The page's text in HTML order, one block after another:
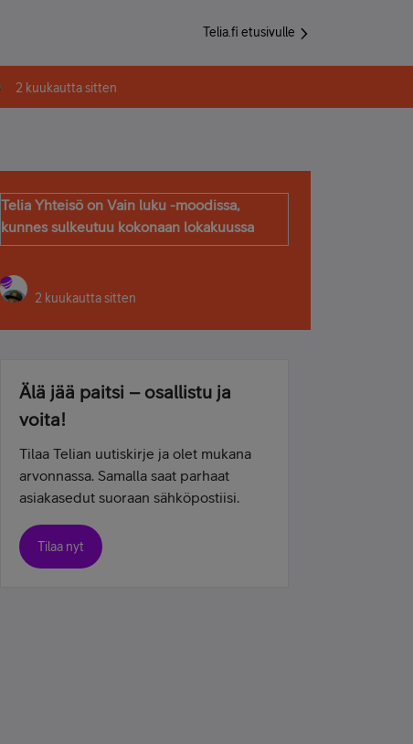
Telia.fi etusivulle
2 kuukautta sitten
Telia Yhteisö on Vain luku -moodissa,
kunnes sulkeutuu kokonaan lokakuussa
2 kuukautta sitten
Älä jää paitsi – osallistu ja
voita!
Tilaa Telian uutiskirje ja olet mukana
arvonnassa. Samalla saat parhaat
asiakasedut suoraan sähköpostiisi.
Tilaa nyt